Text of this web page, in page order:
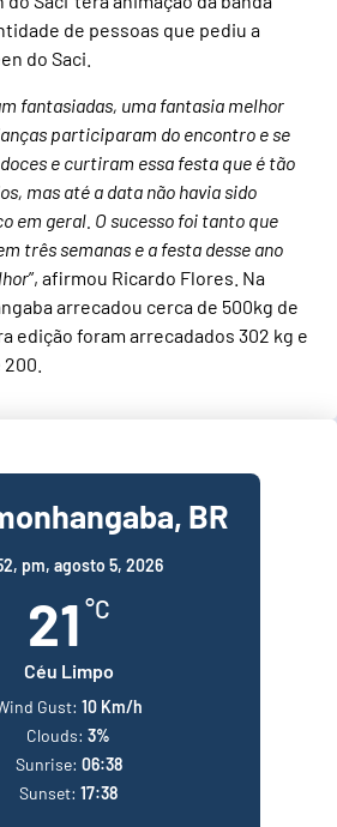
de pessoas que pediu a
do Saci.
fantasiadas, uma fantasia melhor
participaram do encontro e se
e curtiram essa festa que é tão
mas até a data não havia sido
em geral. O sucesso foi tanto que
três semanas e a festa desse ano
”, afirmou Ricardo Flores. Na
arrecadou cerca de 500kg de
edição foram arrecadados 302 kg e
BR
pm, agosto 5, 2026
21 °C
Céu Limpo
Gust: 10 Km/h
Clouds: 3%
Sunrise: 06:38
Sunset: 17:38